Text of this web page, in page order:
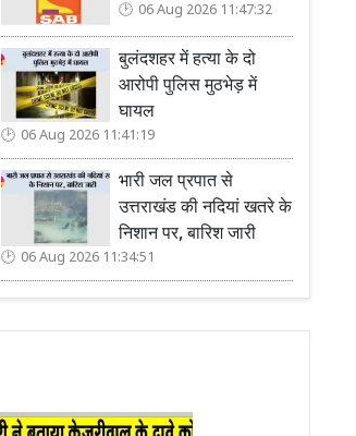
06 Aug 2026 11:47:32
बुलंदशहर में हत्या के दो
आरोपी पुलिस मुठभेड़ में
घायल
06 Aug 2026 11:41:19
भारी जल प्रपात से
उत्तराखंड की नदियां खतरे के
निशान पर, बारिश जारी
06 Aug 2026 11:34:51